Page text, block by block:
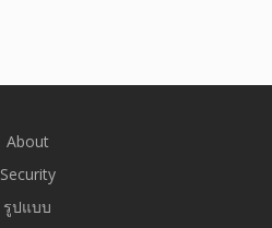
About
Security
รูปแบบ